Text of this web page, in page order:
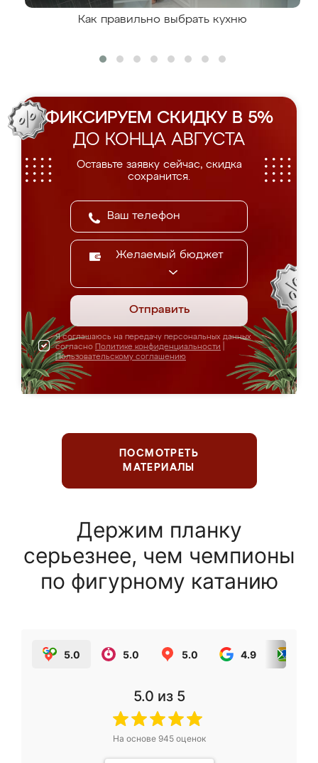
Как правильно выбрать кухню
ФИКСИРУЕМ СКИДКУ В 5%
ДО КОНЦА АВГУСТА
Оставьте заявку сейчас, скидка
сохранится.
Желаемый бюджет
Отправить
Я соглашаюсь на передачу персональных данных
согласно Политике конфиденциальности
Пользовательскому соглашению
ПОСМОТРЕТЬ
МАТЕРИАЛЫ
Держим планку
серьезнее, чем чемпионы
по фигурному катанию
5.0 5.0 5.0 4.9
5.0 из 5
На основе 945оценок